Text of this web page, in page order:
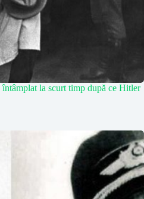
la scurt timp după ce Hitler